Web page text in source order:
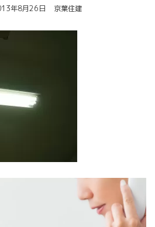
年8月26日 京葉住建